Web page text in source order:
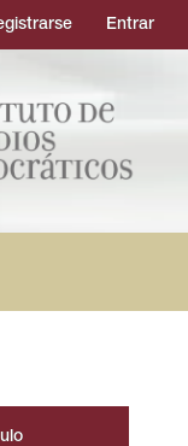
Entrar